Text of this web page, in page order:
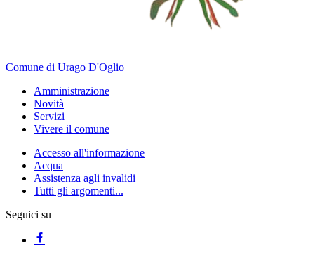
Comune di Urago D'Oglio
Amministrazione
Novità
Servizi
Vivere il comune
Accesso all'informazione
Acqua
Assistenza agli invalidi
Tutti gli argomenti...
Seguici su